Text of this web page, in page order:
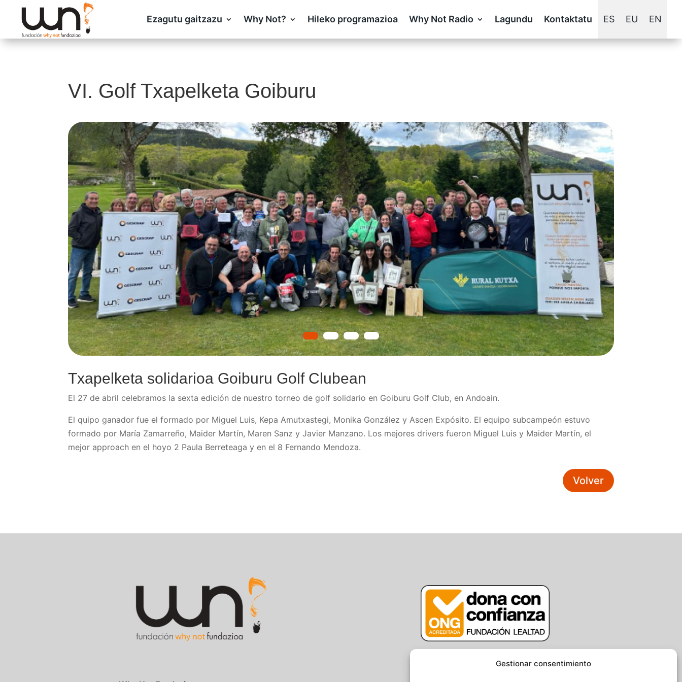
Gestionar consentimiento
Ezagutu gaitzazu Why Not? Hileko programazioa Why Not Radio Lagundu Kontaktatu ES EU EN
VI. Golf Txapelketa Goiburu
Txapelketa solidarioa Goiburu Golf Clubean
El 27 de abril celebramos la sexta edición de nuestro torneo de golf solidario en Goiburu Golf Club, en Andoain.
El quipo ganador fue el formado por Miguel Luis, Kepa Amutxastegi, Monika González y Ascen Expósito. El equipo subcampeón estuvo
formado por María Zamarreño, Maider Martín, Maren Sanz y Javier Manzano. Los mejores drivers fueron Miguel Luis y Maider Martín, el
mejor approach en el hoyo 2 Paula Berreteaga y en el 8 Fernando Mendoza.
Volver